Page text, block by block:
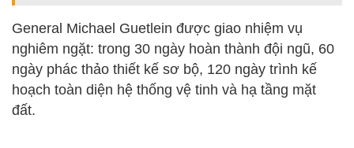
General Michael Guetlein được giao nhiệm vụ
nghiêm ngặt: trong 30 ngày hoàn thành đội ngũ, 60
ngày phác thảo thiết kế sơ bộ, 120 ngày trình kế
hoạch toàn diện hệ thống vệ tinh và hạ tầng mặt
đất.